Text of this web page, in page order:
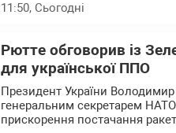
11:50, Сьогодні
Рютте обговорив із
для української ППО
Президент України
генеральним секретарем
прискорення постачання